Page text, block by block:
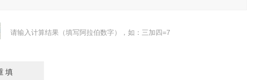
请输入计算结果（填写阿拉伯数字），如：三加四=7